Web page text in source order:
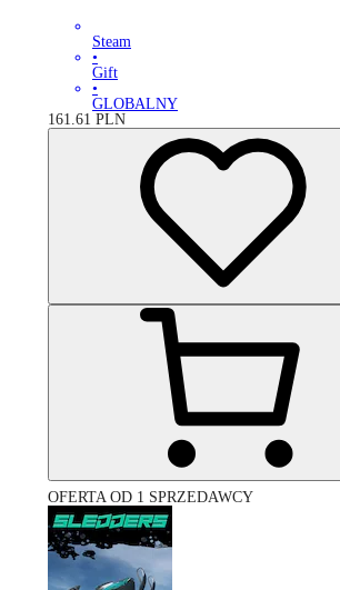
Steam
•
Gift
•
GLOBALNY
161.61 PLN
OFERTA OD 1 SPRZEDAWCY